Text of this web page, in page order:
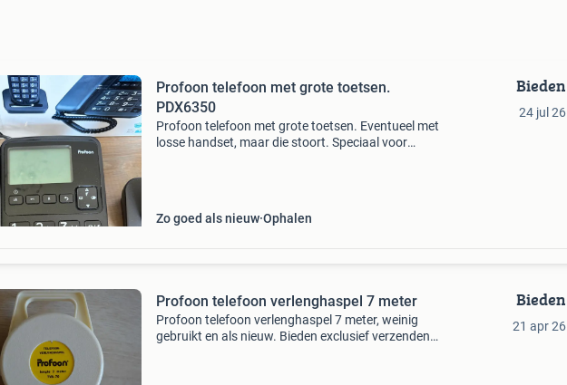
Profoon telefoon met grote toetsen.
PDX6350
Profoon telefoon met grote toetsen. Eventueel met
losse handset, maar die stoort. Speciaal voor
Zo goed als nieuw Ophalen
Bieden
24 jul 26
Profoon telefoon verlenghaspel 7 meter
Profoon telefoon verlenghaspel 7 meter, weinig
gebruikt en als nieuw. Bieden exclusief verzenden
Bieden
21 apr 26